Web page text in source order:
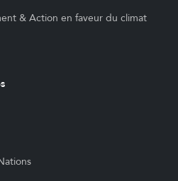
& Action en faveur du climat